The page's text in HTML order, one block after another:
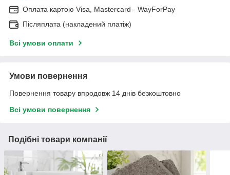
Оплата картою Visa, Mastercard - WayForPay
Післяплата (накладений платіж)
Всі умови оплати
Умови повернення
Повернення товару впродовж 14 днів безкоштовно
Всі умови повернення
Подібні товари компанії